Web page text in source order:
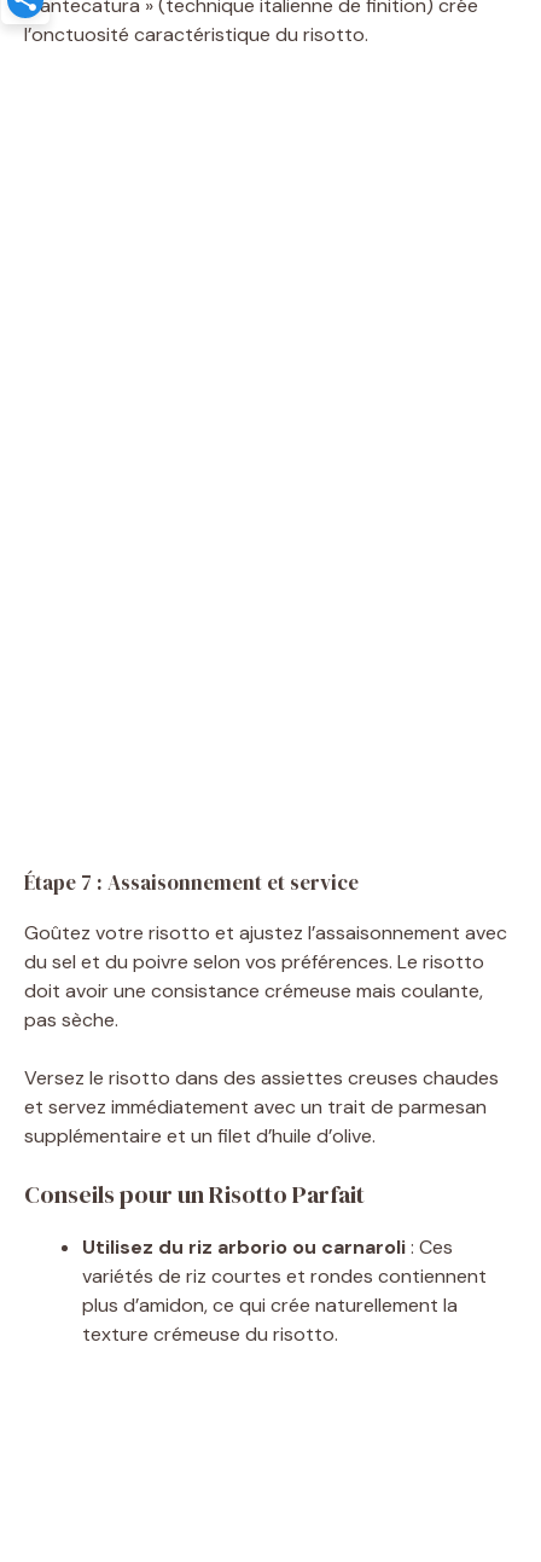
mantecatura » (technique italienne de finition) crée
l’onctuosité caractéristique du risotto.
Étape 7 : Assaisonnement et service
Goûtez votre risotto et ajustez l’assaisonnement avec
du sel et du poivre selon vos préférences. Le risotto
doit avoir une consistance crémeuse mais coulante,
pas sèche.
Versez le risotto dans des assiettes creuses chaudes
et servez immédiatement avec un trait de parmesan
supplémentaire et un filet d’huile d’olive.
Conseils pour un Risotto Parfait
Utilisez du riz arborio ou carnaroli: Ces
variétés de riz courtes et rondes contiennent
plus d’amidon, ce qui crée naturellement la
texture crémeuse du risotto.